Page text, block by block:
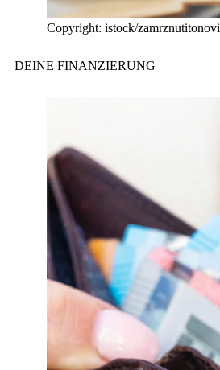
Copyright: istock/zamrznutitonovi
DEINE FINANZIERUNG